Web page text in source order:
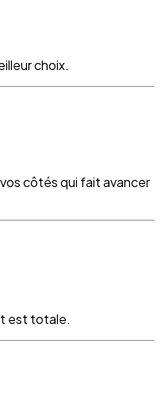
choix.
côtés qui fait avancer
est totale.